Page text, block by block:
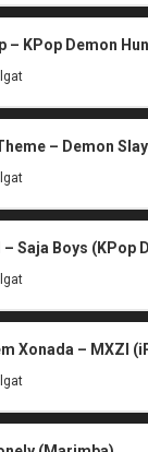
– KPop Demon
– Demon
Xonada – MXZI